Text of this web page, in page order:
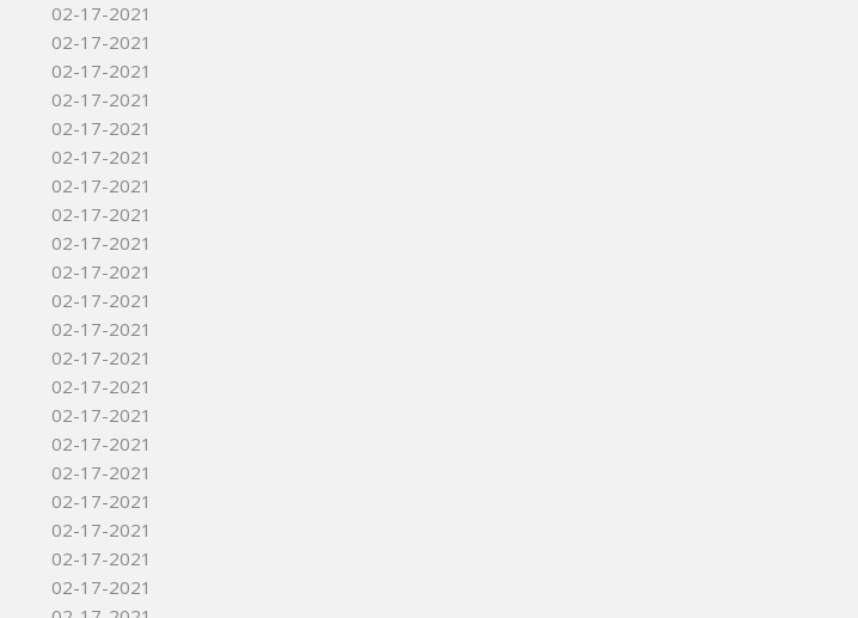
02-17-2021
02-17-2021
02-17-2021
02-17-2021
02-17-2021
02-17-2021
02-17-2021
02-17-2021
02-17-2021
02-17-2021
02-17-2021
02-17-2021
02-17-2021
02-17-2021
02-17-2021
02-17-2021
02-17-2021
02-17-2021
02-17-2021
02-17-2021
02-17-2021